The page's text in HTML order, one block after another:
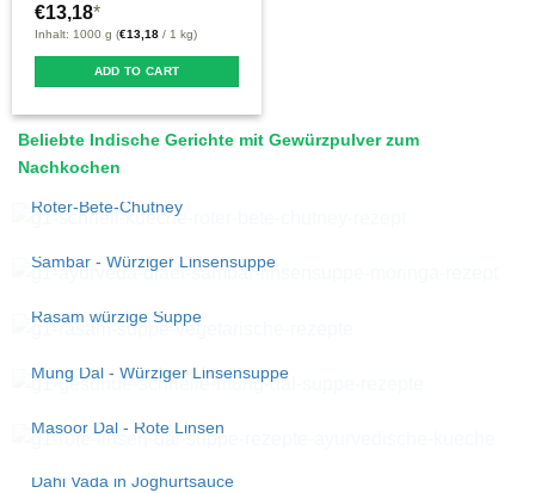
€13,18*
Inhalt: 1000 g (€13,18 / 1 kg)
ADD TO CART
Beliebte Indische Gerichte mit Gewürzpulver zum
Nachkochen
Roter-Bete-Chutney
Sambar - Würziger Linsensuppe
Rasam würzige Suppe
Mung Dal - Würziger Linsensuppe
Masoor Dal - Rote Linsen
Dahi Vada in Joghurtsauce